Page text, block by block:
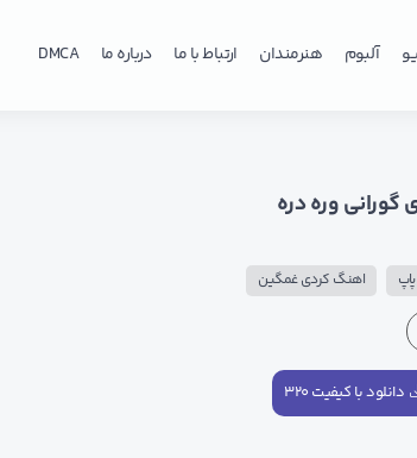
آلبوم هنرمندان ارتباط با ما درباره ما DMCA
گورانی وره دره
اهنگ کردی غمگین
دانلود با کیفیت ۳۲۰